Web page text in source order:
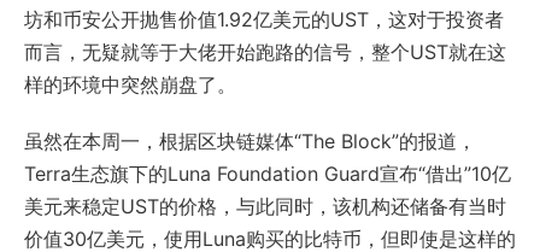
坊和币安公开抛售价值1.92亿美元的UST，这对于投资者
而言，无疑就等于大佬开始跑路的信号，整个UST就在这
样的环境中突然崩盘了。
虽然在本周一，根据区块链媒体“The Block”的报道，
Terra生态旗下的Luna Foundation Guard宣布“借出”10亿
美元来稳定UST的价格，与此同时，该机构还储备有当时
价值30亿美元，使用Luna购买的比特币，但即使是这样的